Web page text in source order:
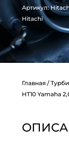
Артикул:
Hitachi
Главная/
HT10 Yamaha